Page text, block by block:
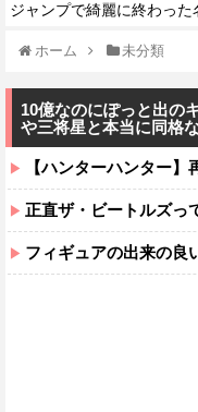
ジャンプで綺麗に終わった
ホーム 未分類
10億なのにぽっと出の
や三将星と本当に同格
【ハンターハンター】
正直ザ・ビートルズっ
フィギュアの出来の良